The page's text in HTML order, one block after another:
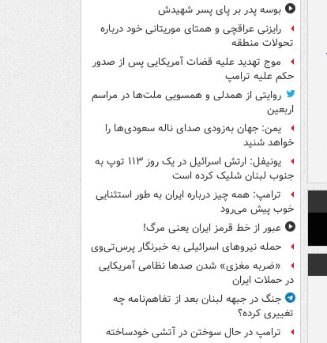
بوسه‌ پدر بر پای پسر شهیدش
رایزنی عراقچی و همتای موریتانی خود درباره
تحولات منطقه
موج تهدید علیه قضات آمریکایی پس از صدور
حکم علیه ترامپ
روایتی از همدلی و همسویی ملت‌ها در مراسم
اربعین
یمن: جهان به‌زودی صدای ناله سعودی‌ها را
خواهد شنید
یونیفل: ارتش اسرائیل در یک روز ۱۱۳ توپ به
جنوب لبنان شلیک کرده است
ترامپ: همه چیز درباره ایران به طور استثنایی
خوب پیش می‌رود
عبور از خط قرمز ایران یعنی مرگ!
حمله نیروهای اسرائیلی به خبرنگار پرس‌تی‌وی
«ضربه مغزی» شدن صدها نظامی آمریکایی
در حملات ایران
جنگ در جبهه لبنان بعد از تفاهم‌نامه چه
تغییری کرده؟
ترامپ در حال سوختن در آتشی خودساخته